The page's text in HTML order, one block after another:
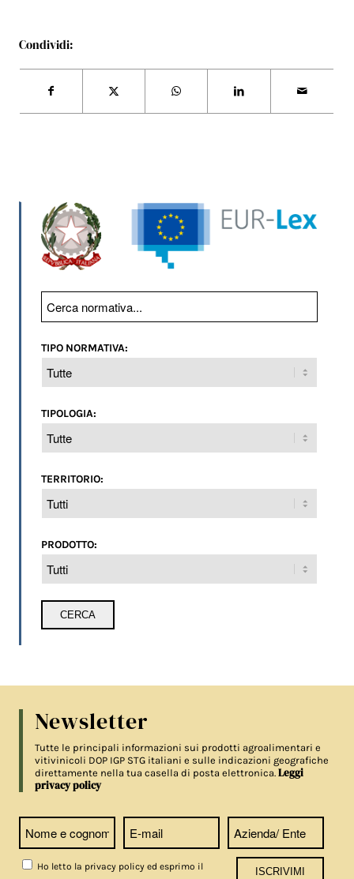
Condividi:
TIPO NORMATIVA:
TIPOLOGIA:
TERRITORIO:
PRODOTTO:
Newsletter
Tutte le principali informazioni sui prodotti agroalimentari e
vitivinicoli DOP IGP STG italiani e sulle indicazioni geografiche
direttamente nella tua casella di posta elettronica.Leggi
privacy policy
Ho letto la privacy policy ed esprimo il